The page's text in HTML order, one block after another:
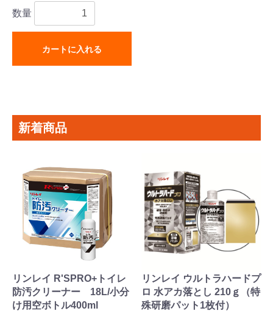
数量
カートに入れる
新着商品
リンレイ R'SPRO+トイレ
防汚クリーナー 18L/小分
け用空ボトル400ml
リンレイ ウルトラハードプ
ロ 水アカ落とし 210ｇ（特
殊研磨パット1枚付）